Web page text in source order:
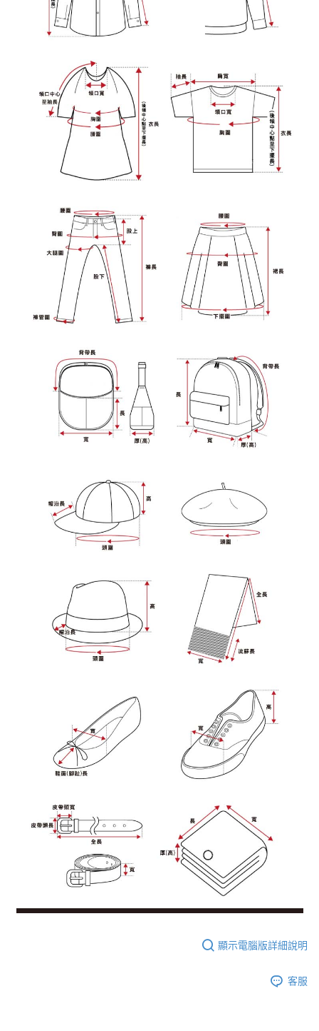
顯示電腦版詳細說明
客服